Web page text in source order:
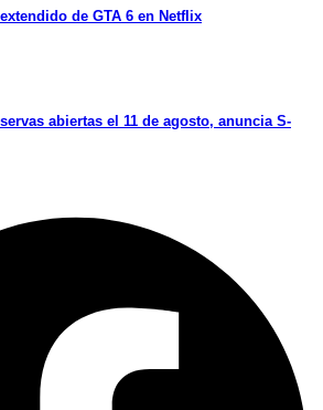
de GTA 6 en Netflix
abiertas el 11 de agosto, anuncia S-